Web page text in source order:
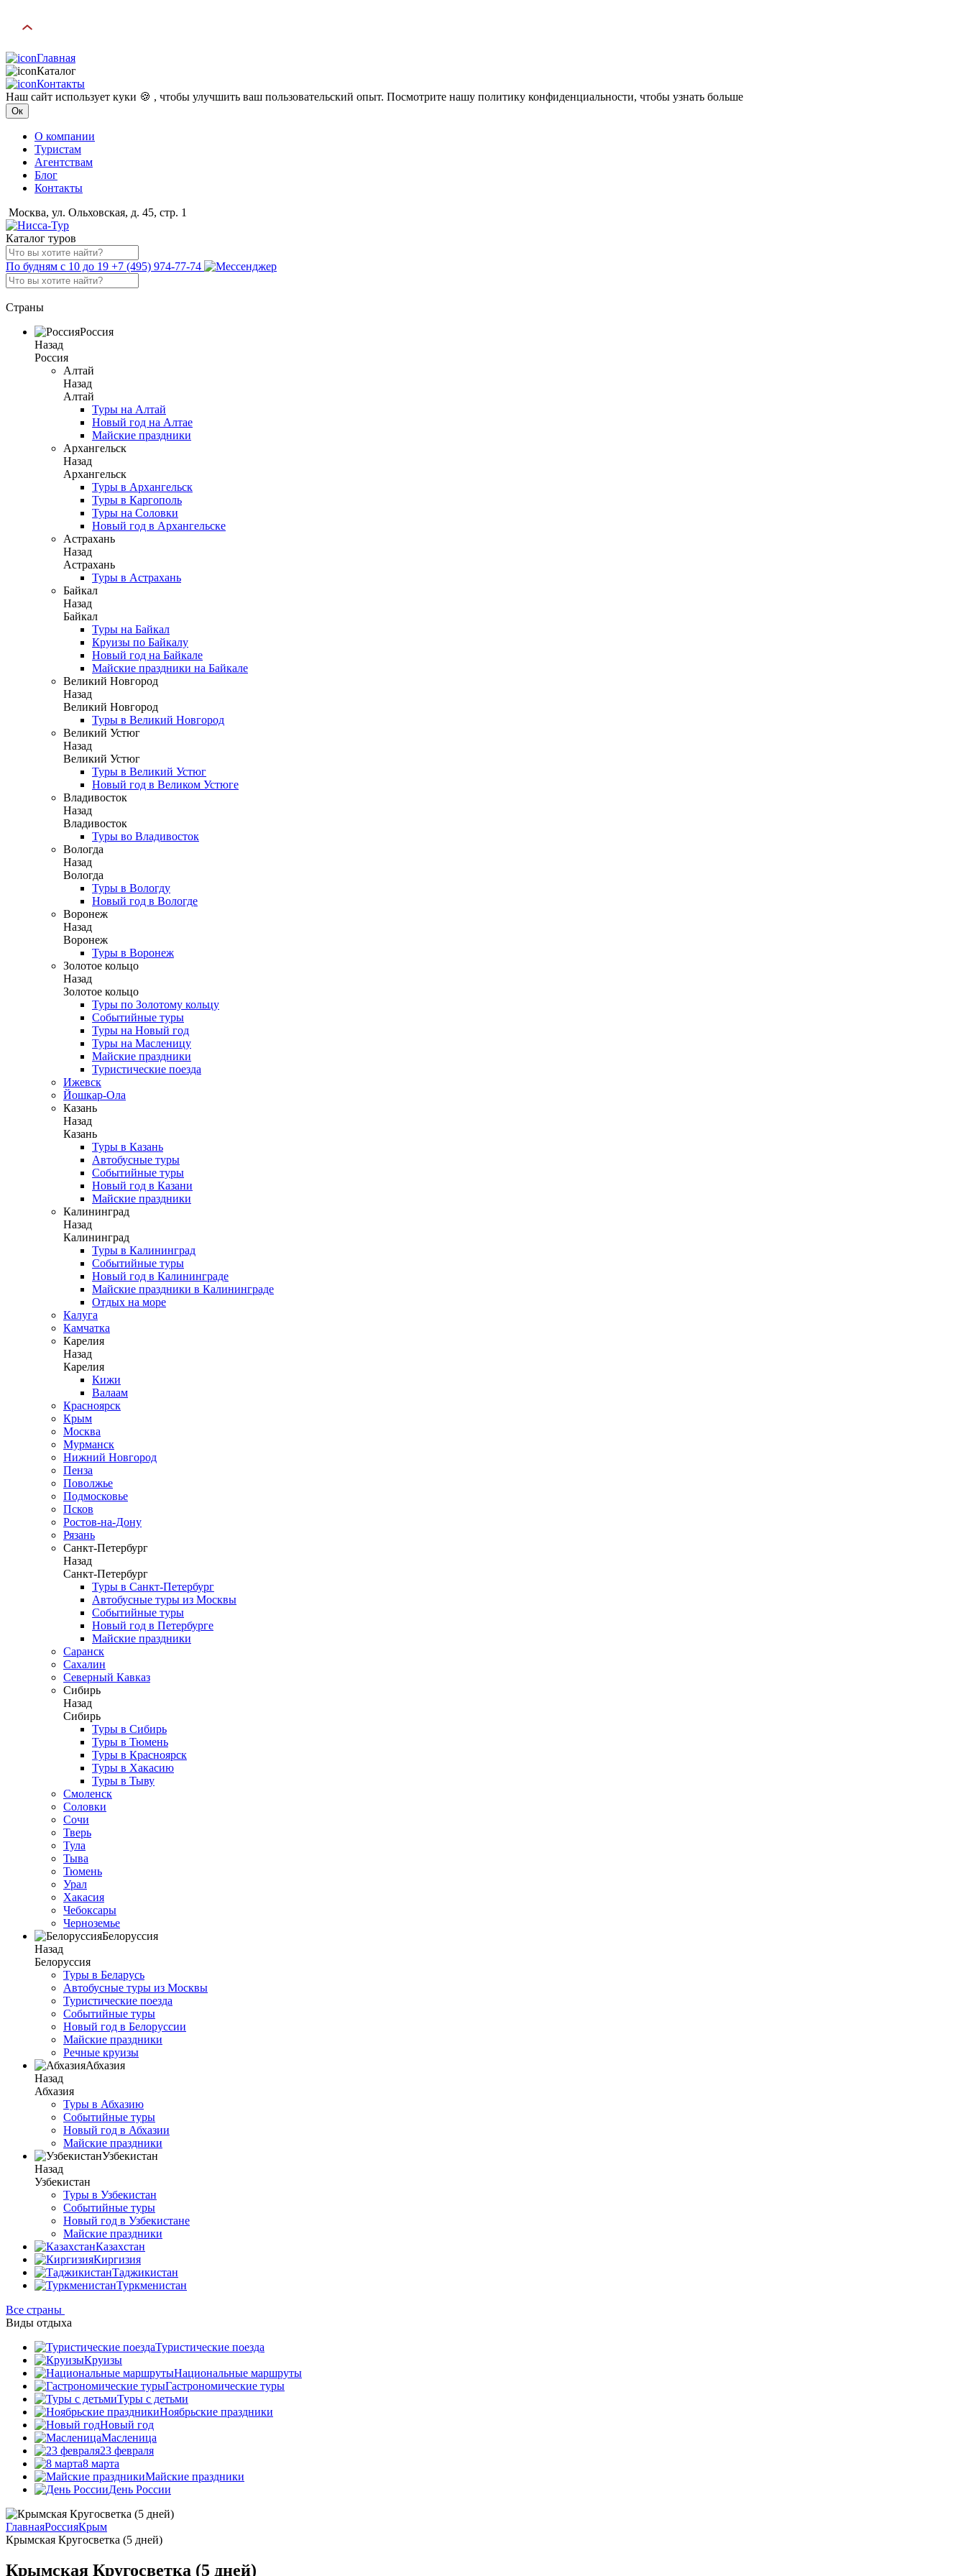
Главная
Каталог
Контакты
Наш сайт использует куки 🍪 , чтобы улучшить ваш пользовательский опыт. Посмотрите нашу политику конфиденциальности, чтобы узнать больше
Ок
О компании
Туристам
Агентствам
Блог
Контакты
Москва, ул. Ольховская, д. 45, стр. 1
Каталог туров
По будням с 10 до 19 +7 (495) 974-77-74
Страны
Россия
Назад
Россия
Алтай
Назад
Алтай
Туры на Алтай
Новый год на Алтае
Майские праздники
Архангельск
Назад
Архангельск
Туры в Архангельск
Туры в Каргополь
Туры на Соловки
Новый год в Архангельске
Астрахань
Назад
Астрахань
Туры в Астрахань
Байкал
Назад
Байкал
Туры на Байкал
Круизы по Байкалу
Новый год на Байкале
Майские праздники на Байкале
Великий Новгород
Назад
Великий Новгород
Туры в Великий Новгород
Великий Устюг
Назад
Великий Устюг
Туры в Великий Устюг
Новый год в Великом Устюге
Владивосток
Назад
Владивосток
Туры во Владивосток
Вологда
Назад
Вологда
Туры в Вологду
Новый год в Вологде
Воронеж
Назад
Воронеж
Туры в Воронеж
Золотое кольцо
Назад
Золотое кольцо
Туры по Золотому кольцу
Событийные туры
Туры на Новый год
Туры на Масленицу
Майские праздники
Туристические поезда
Ижевск
Йошкар-Ола
Казань
Назад
Казань
Туры в Казань
Автобусные туры
Событийные туры
Новый год в Казани
Майские праздники
Калининград
Назад
Калининград
Туры в Калининград
Событийные туры
Новый год в Калининграде
Майские праздники в Калининграде
Отдых на море
Калуга
Камчатка
Карелия
Назад
Карелия
Кижи
Валаам
Красноярск
Крым
Москва
Мурманск
Нижний Новгород
Пенза
Поволжье
Подмосковье
Псков
Ростов-на-Дону
Рязань
Санкт-Петербург
Назад
Санкт-Петербург
Туры в Санкт-Петербург
Автобусные туры из Москвы
Событийные туры
Новый год в Петербурге
Майские праздники
Саранск
Сахалин
Северный Кавказ
Сибирь
Назад
Сибирь
Туры в Сибирь
Туры в Тюмень
Туры в Красноярск
Туры в Хакасию
Туры в Тыву
Смоленск
Соловки
Сочи
Тверь
Тула
Тыва
Тюмень
Урал
Хакасия
Чебоксары
Черноземье
Белоруссия
Назад
Белоруссия
Туры в Беларусь
Автобусные туры из Москвы
Туристические поезда
Событийные туры
Новый год в Белоруссии
Майские праздники
Речные круизы
Абхазия
Назад
Абхазия
Туры в Абхазию
Событийные туры
Новый год в Абхазии
Майские праздники
Узбекистан
Назад
Узбекистан
Туры в Узбекистан
Событийные туры
Новый год в Узбекистане
Майские праздники
Казахстан
Киргизия
Таджикистан
Туркменистан
Все страны
Виды отдыха
Туристические поезда
Круизы
Национальные маршруты
Гастрономические туры
Туры с детьми
Ноябрьские праздники
Новый год
Масленица
23 февраля
8 марта
Майские праздники
День России
ГлавнаяРоссияКрым
Крымская Кругосветка (5 дней)
Крымская Кругосветка (5 дней)